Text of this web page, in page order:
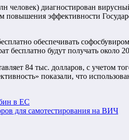
диагностирован
повышения эффективности
обеспечивать
бесплатно будут получать около
84 тыс. долларов, с учетом
показали, что
в ЕС
для самотестирования на ВИЧ